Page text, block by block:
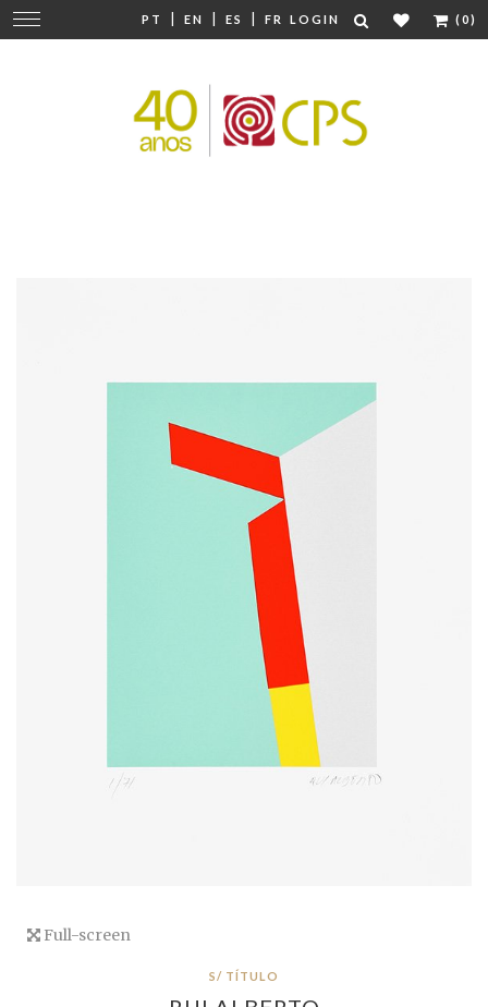
PT | EN | ES | FR LOGIN (0)
Change
navigation
Full-screen
S/ TÍTULO